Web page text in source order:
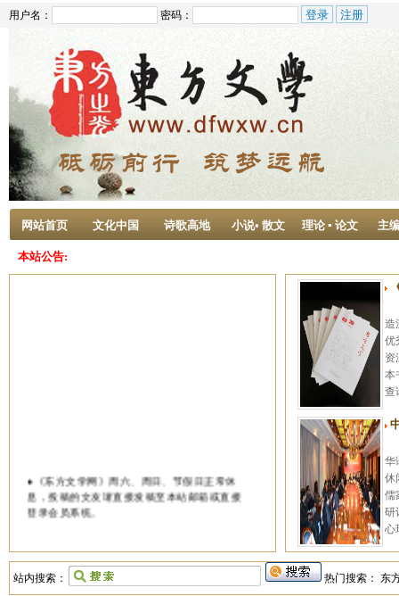
用户名： 密码：
网站首页 文化中国 诗歌高地 小说• 散文 理论 ▪ 论文 主
本站公告:
●《东方文学网》周六、周日、节假日正常休
息，投稿的文友请直接发稿至本站邮箱或直接
登录会员系统。
品、打造汉语高地”为宗旨，立足孔孟之乡，专
业代理正版图书出版业务，严格按照新闻出版
法规运作，执行国家最新印刷标准，高装帧质
造
优
资
本
查
华
休
儒
研
心
站内搜索： 热门搜索： 东